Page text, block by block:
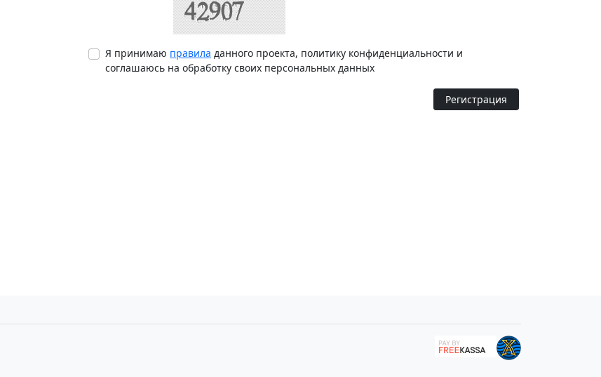
Я принимаю правила данного проекта, политику конфиденциальности и
соглашаюсь на обработку своих персональных данных
Регистрация